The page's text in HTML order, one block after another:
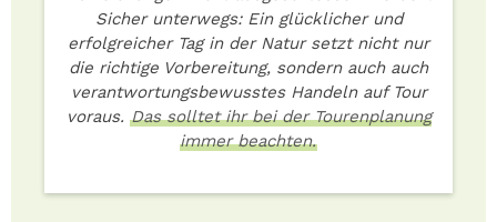
Sicher unterwegs: Ein glücklicher und
erfolgreicher Tag in der Natur setzt nicht nur
die richtige Vorbereitung, sondern auch auch
verantwortungsbewusstes Handeln auf Tour
voraus. Das solltet ihr bei der Tourenplanung
immer beachten.